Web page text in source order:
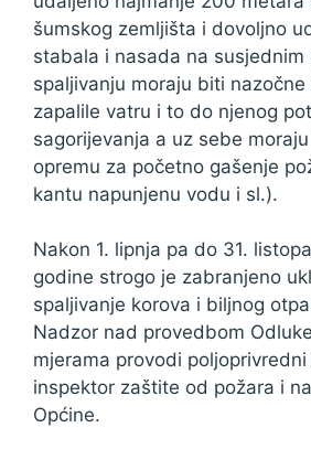
šumskog zemljišta i dovoljno
stabala i nasada na susjednim
spaljivanju moraju biti
zapalile vatru i to do njenog
sagorijevanja a uz sebe
opremu za početno gašenje
kantu napunjenu vodu i sl.).
Nakon 1. lipnja pa do 31.
godine strogo je zabranjeno
spaljivanje korova i biljnog
Nadzor nad provedbom
mjerama provodi
inspektor zaštite od požara i
Općine.